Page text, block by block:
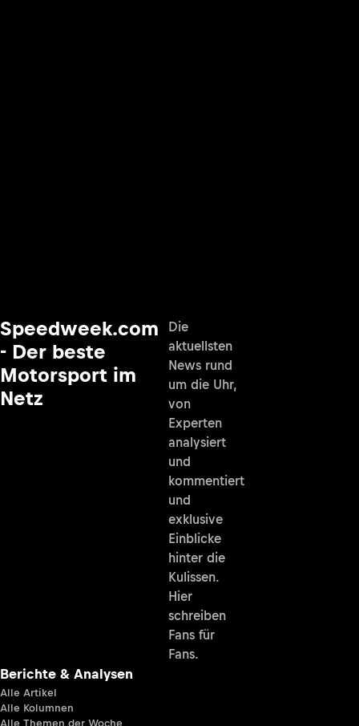
Speedweek.com
- Der beste
Motorsport im
Netz
Die
aktuellsten
News rund
um die Uhr,
von
Experten
analysiert
und
kommentiert
und
exklusive
Einblicke
hinter die
Kulissen.
Hier
schreiben
Fans für
Fans.
Berichte & Analysen
Alle Artikel
Alle Kolumnen
Alle Themen der Woche